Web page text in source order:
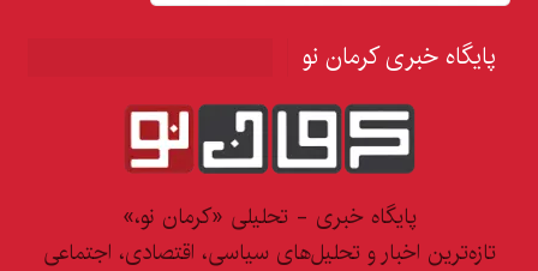
پایگاه خبری کرمان نو
پایگاه خبری - تحلیلی «کرمان نو،»
تازه‌ترین اخبار و تحلیل‌های سیاسی، اقتصادی، اجتماعی